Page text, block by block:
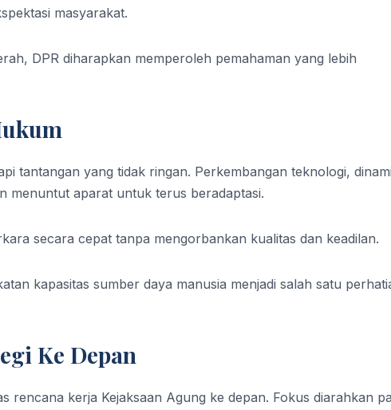
masyarakat.
DPR diharapkan memperoleh pemahaman yang lebih
tantangan yang tidak ringan. Perkembangan teknologi,
menuntut aparat untuk terus beradaptasi.
secara cepat tanpa mengorbankan kualitas dan keadilan.
kapasitas sumber daya manusia menjadi salah satu
Ke Depan
rencana kerja Kejaksaan Agung ke depan. Fokus diarahkan